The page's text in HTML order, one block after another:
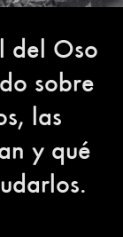
del Oso
sobre
las
y qué